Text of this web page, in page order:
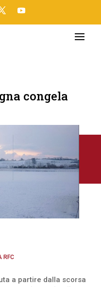
congela
RFC
a partire dalla scorsa